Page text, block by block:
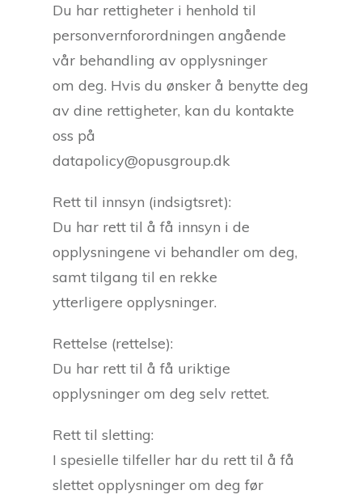
Du har rettigheter i henhold til
personvernforordningen angående
vår behandling av opplysninger
om deg. Hvis du ønsker å benytte deg
av dine rettigheter, kan du kontakte
oss på
datapolicy@opusgroup.dk
Rett til innsyn (indsigtsret):
Du har rett til å få innsyn i de
opplysningene vi behandler om deg,
samt tilgang til en rekke
ytterligere opplysninger.
Rettelse (rettelse):
Du har rett til å få uriktige
opplysninger om deg selv rettet.
Rett til sletting:
I spesielle tilfeller har du rett til å få
slettet opplysninger om deg før